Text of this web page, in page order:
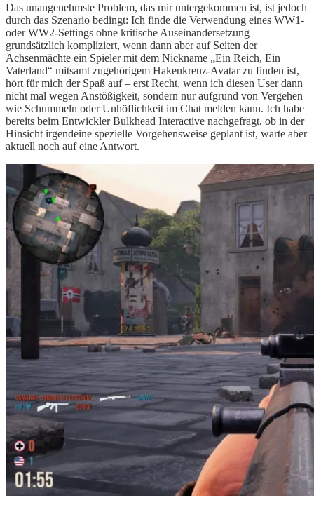
Das unangenehmste Problem, das mir untergekommen ist, ist jedoch
durch das Szenario bedingt: Ich finde die Verwendung eines WW1-
oder WW2-Settings ohne kritische Auseinandersetzung
grundsätzlich kompliziert, wenn dann aber auf Seiten der
Achsenmächte ein Spieler mit dem Nickname „Ein Reich, Ein
Vaterland“ mitsamt zugehörigem Hakenkreuz-Avatar zu finden ist,
hört für mich der Spaß auf – erst Recht, wenn ich diesen User dann
nicht mal wegen Anstößigkeit, sondern nur aufgrund von Vergehen
wie Schummeln oder Unhöflichkeit im Chat melden kann. Ich habe
bereits beim Entwickler Bulkhead Interactive nachgefragt, ob in der
Hinsicht irgendeine spezielle Vorgehensweise geplant ist, warte aber
aktuell noch auf eine Antwort.